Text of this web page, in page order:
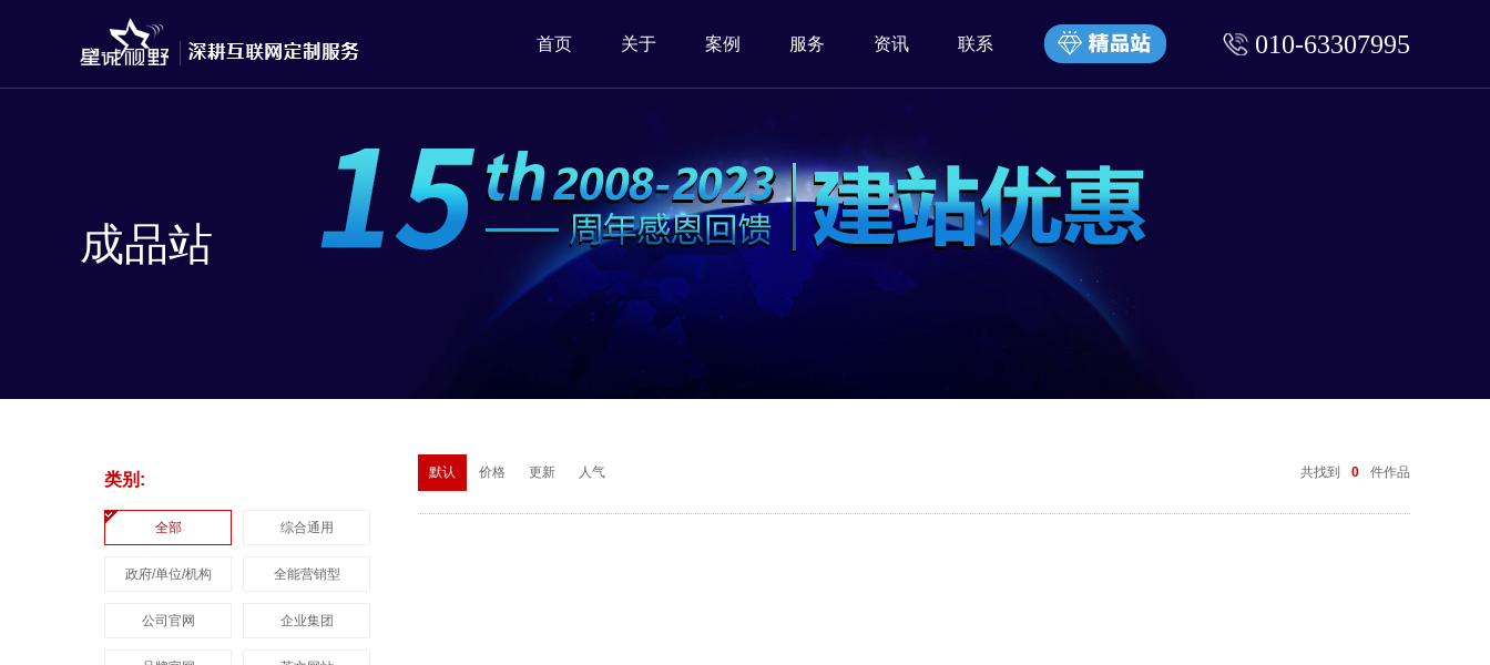
010-63307995
首页 关于 案例 服务 资讯 联系
成品站
类别:
全部 综合通用
政府/单位/机构 全能营销型
公司官网 企业集团
默认 价格 更新 人气 共找到 0 件作品